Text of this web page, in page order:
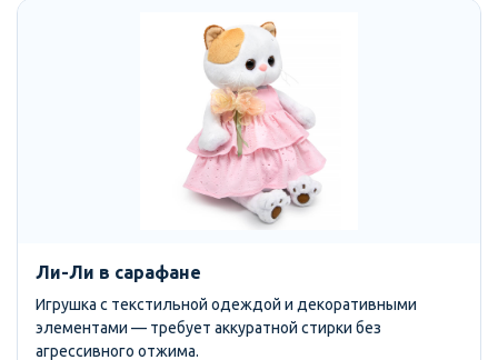
Ли-Ли в сарафане
Игрушка с текстильной одеждой и декоративными
элементами — требует аккуратной стирки без
агрессивного отжима.